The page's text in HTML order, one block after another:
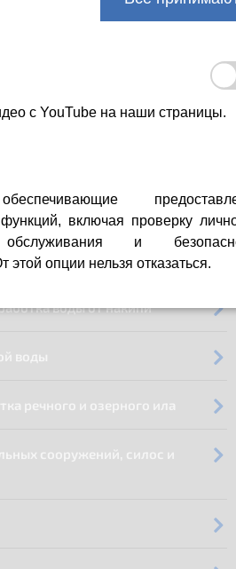
нефтепродуктами
воды от накипи
воды
речного и озерного ила
сооружений, силос и
с YouTube на наши страницы.
включая проверку
обслуживания и
этой опции нельзя отказаться.